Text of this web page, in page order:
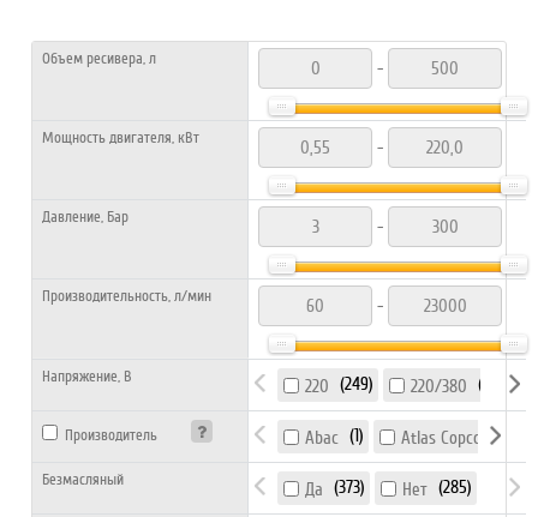
Объем ресивера, л -
Мощность двигателя, кВт -
Давление, Бар -
Производительность, л/мин -
Напряжение, В 220 249 220/380
Производитель Abac 1 Atlas Copco 290
Безмасляный Да 373 Нет 285